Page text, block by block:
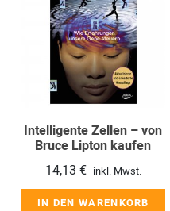
Intelligente Zellen – von
Bruce Lipton kaufen
14,13 € inkl. Mwst.
IN DEN WARENKORB